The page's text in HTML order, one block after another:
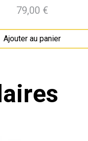
Prix
79,00 €
Ajouter au panier